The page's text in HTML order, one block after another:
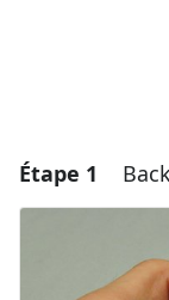
Étape 1